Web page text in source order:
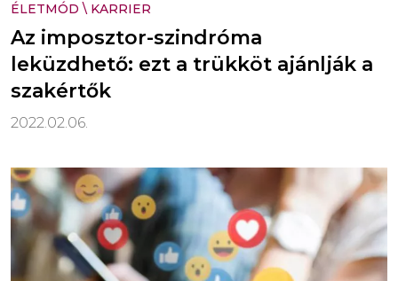
ÉLETMÓD \ KARRIER
Az imposztor-szindróma
leküzdhető: ezt a trükköt ajánlják a
szakértők
2022.02.06.